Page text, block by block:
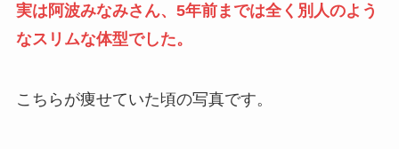
実は阿波みなみさん、5年前までは全く別人のよう
なスリムな体型でした。
こちらが痩せていた頃の写真です。